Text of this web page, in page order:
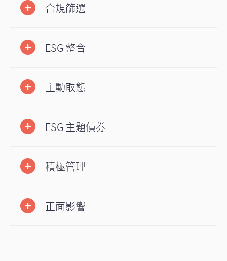
合規篩選
ESG 整合
主動取態
ESG 主題債券
積極管理
正面影響